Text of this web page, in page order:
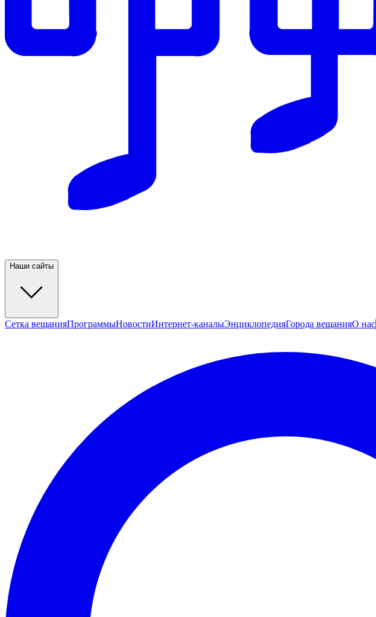
Наши сайты
Сетка вещанияПрограммыНовостиИнтернет-каналыЭнциклопедияГорода вещанияО нас